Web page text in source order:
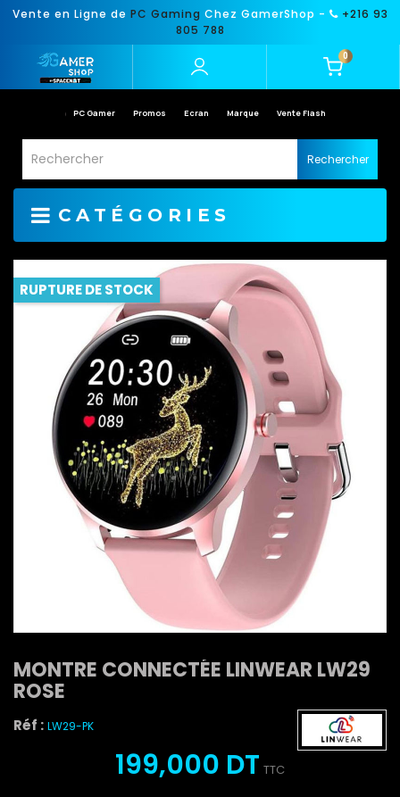
Vente en Ligne de PC Gaming Chez GamerShop -
+216 93
805 788
0
PC Gamer Promos Ecran Marque Vente Flash
Rechercher
CATÉGORIES
RUPTURE DE STOCK
MONTRE CONNECTÉE LINWEAR LW29
ROSE
Réf : LW29-PK
199,000 DT TTC